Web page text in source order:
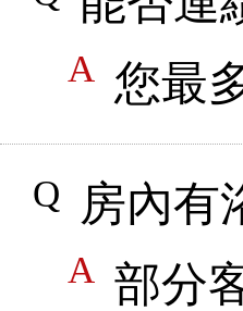
您最
房內有
部分